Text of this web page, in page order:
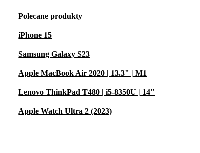
Polecane produkty
iPhone 15
Samsung Galaxy S23
Apple MacBook Air 2020 | 13.3" | M1
Lenovo ThinkPad T480 | i5-8350U | 14"
Apple Watch Ultra 2 (2023)